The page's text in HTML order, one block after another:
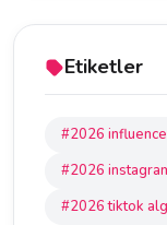
Etiketler
#2026
#2026
#2026 tiktok